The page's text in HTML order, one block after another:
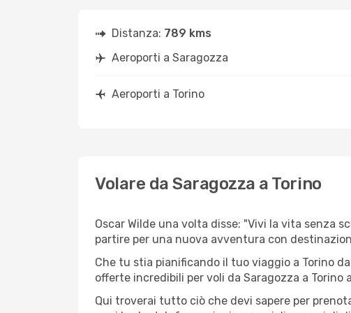
Distanza: 789 kms
Aeroporti a Saragozza
Aeroporti a Torino
Volare da Saragozza a Torino
Oscar Wilde una volta disse: "Vivi la vita senza
partire per una nuova avventura con
Che tu stia pianificando il tuo viaggio a Torino
offerte incredibili per voli da Saragozza a Torino
Qui troverai tutto ciò che devi sapere per